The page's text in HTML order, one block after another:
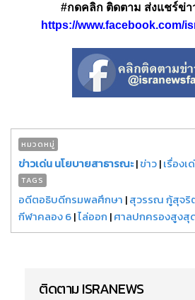
#กดคลิก ติดตาม ส่งแชร์ข่า
https://www.facebook.com/
หมวดหมู่
ข่าวเด่น นโยบายสาธารณะ|ข่าว|เรื่อง
TAGS
อดีตอธิบดีกรมพลศึกษา |สุวรรณ กู้สุจริ
กีฬาคลอง 6|ไล่ออก |ศาลปกครองสูงสุ
ติดตาม ISRANEWS